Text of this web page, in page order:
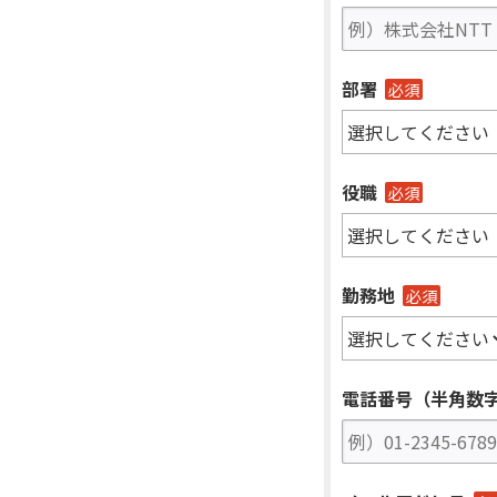
部署 必須
役職 必須
勤務地 必須
電話番号（半角数字